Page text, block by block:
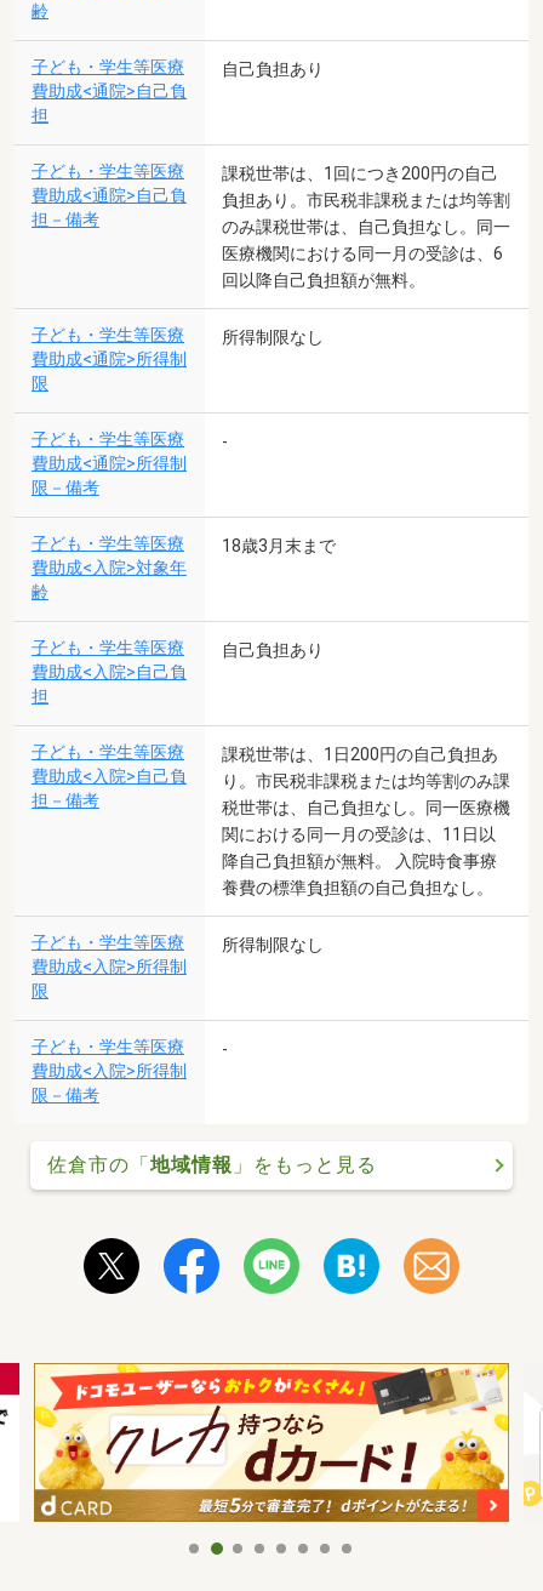
齢
子ども・学生等医療
費助成<通院>自己負
担
自己負担あり
子ども・学生等医療
費助成<通院>自己負
担－備考
課税世帯は、1回につき200円の自己
負担あり。市民税非課税または均等割
のみ課税世帯は、自己負担なし。同一
医療機関における同一月の受診は、6
回以降自己負担額が無料。
子ども・学生等医療
費助成<通院>所得制
限
所得制限なし
子ども・学生等医療
費助成<通院>所得制
限－備考
-
子ども・学生等医療
費助成<入院>対象年
齢
18歳3月末まで
子ども・学生等医療
費助成<入院>自己負
担
自己負担あり
子ども・学生等医療
費助成<入院>自己負
担－備考
課税世帯は、1日200円の自己負担あ
り。市民税非課税または均等割のみ課
税世帯は、自己負担なし。同一医療機
関における同一月の受診は、11日以
降自己負担額が無料。 入院時食事療
養費の標準負担額の自己負担なし。
子ども・学生等医療
費助成<入院>所得制
限
所得制限なし
子ども・学生等医療
費助成<入院>所得制
限－備考
-
佐倉市の「地域情報 」をもっと見る